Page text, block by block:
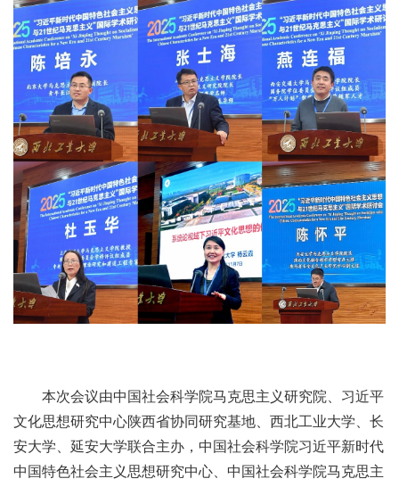
本次会议由中国社会科学院马克思主义研究院、习近平
文化思想研究中心陕西省协同研究基地、西北工业大学、长
安大学、延安大学联合主办，中国社会科学院习近平新时代
中国特色社会主义思想研究中心、中国社会科学院马克思主